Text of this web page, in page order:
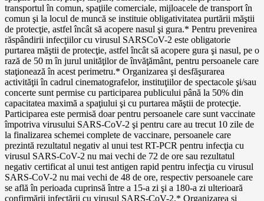
transportul în comun, spaţiile comerciale, mijloacele de transport în
comun şi la locul de muncă se instituie obligativitatea purtării măştii
de protecţie, astfel încât să acopere nasul şi gura.* Pentru prevenirea
răspândirii infecţiilor cu virusul SARSCoV-2 este obligatorie
purtarea măştii de protecţie, astfel încât să acopere gura şi nasul, pe o
rază de 50 m în jurul unităţilor de învăţământ, pentru persoanele care
staţionează în acest perimetru.* Organizarea şi desfăşurarea
activităţii în cadrul cinematografelor, instituţiilor de spectacole şi/sau
concerte sunt permise cu participarea publicului până la 50% din
capacitatea maximă a spaţiului şi cu purtarea măştii de protecţie.
Participarea este permisă doar pentru persoanele care sunt vaccinate
împotriva virusului SARS-CoV-2 şi pentru care au trecut 10 zile de
la finalizarea schemei complete de vaccinare, persoanele care
prezintă rezultatul negativ al unui test RT-PCR pentru infecţia cu
virusul SARS-CoV-2 nu mai vechi de 72 de ore sau rezultatul
negativ certificat al unui test antigen rapid pentru infecţia cu virusul
SARS-CoV-2 nu mai vechi de 48 de ore, respectiv persoanele care
se află în perioada cuprinsă între a 15-a zi şi a 180-a zi ulterioară
confirmării infectării cu virusul SARS-CoV-2.* Organizarea şi